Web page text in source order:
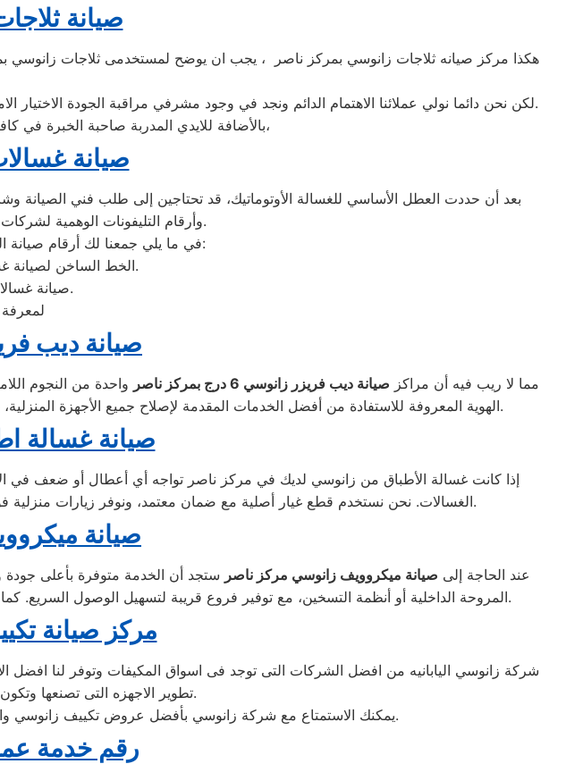
صيانة
هكذا مركز صيانه ثلاجات زانوسي بمركز ناصر ، يجب ان يوضح لمستخدمى ثلاجات زانوسي
لكن نحن دائما نولي عملائنا الاهتمام الدائم ونجد في وجود مشرفي مراقبة الجودة الاختيار الامثل لخروج اجهزة الثلاجات سواء من مركز الصيانه لثلاجات زانوسي المعتمد بمركز ناصر او من منزل العميل.
بالأضافة للايدي المدربة صاحبة الخبرة في كافة اعطال ثلاجات زانوسي بجميع موديلاتها القديم منها والحديث،
صيانة
بعد أن حددت العطل الأساسي للغسالة الأوتوماتيك، قد تحتاجين إلى طلب فني الصيانة
وأرقام التليفونات الوهمية لشركات صيانة غير معروفة، ما قد يعرضك لعمليات النصب.
في ما يلي جمعنا لك أرقام صيانة الغسالة الأوتوماتيك لأشهر الماركات في مركز ناصر:
الخط الساخن لصيانة غسالات ملابس زانوسي 01210999852.
صيانة غسالات زانوسي 01096922100.
صيانة ديب
مما لا ريب فيه أن مراكز صيانة ديب فريزر زانوسي 6 درج بمركز ناصر
واحدة من النجوم
الهوية المعروفة للاستفادة من أفضل الخدمات المقدمة لإصلاح جميع الأجهزة المنزلية،الواجهة المثالية للتعويل عليه والاستعانة به في ذلك العالم الكبير.
صيانة غسالة
إذا كانت غسالة الأطباق من زانوسي لديك في مركز ناصر تواجه أي أعطال أو ضعف في
الغسالات. نحن نستخدم قطع غيار أصلية مع ضمان معتمد، ونوفر زيارات منزلية فورية داخل مركز ناصر والمناطق القريبة، لضمان عودة جهازك للعمل بأعلى كفاءة في أسرع وقت.
صيانة
عند الحاجة إلى صيانة ميكروويف زانوسي مركز ناصر ستجد أن الخدمة متوفرة بأعلى
المروحة الداخلية أو أنظمة التسخين، مع توفير فروع قريبة لتسهيل الوصول السريع. كما يتم استخدام قطع غيار أصلية لضمان الأداء المثالي للميكروويف وإعادته للعمل بكفاءة كما كان من قبل.
مركز صيانة
تطوير الاجهزه التى تصنعها وتكون دقيقه ومتميزه لكى حتى تظل رقم 1 في السوق.
يمكنك الاستمتاع مع شركة زانوسي بأفضل عروض تكييف زانوسي والخصومات الدائمة على كافة الموديلات من تكييف 1.5 حصان و2.25حصان و3حصان.
رقم خدمة